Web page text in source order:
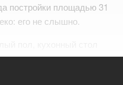
постройки площадью 31
его не слышно.
холодильник,